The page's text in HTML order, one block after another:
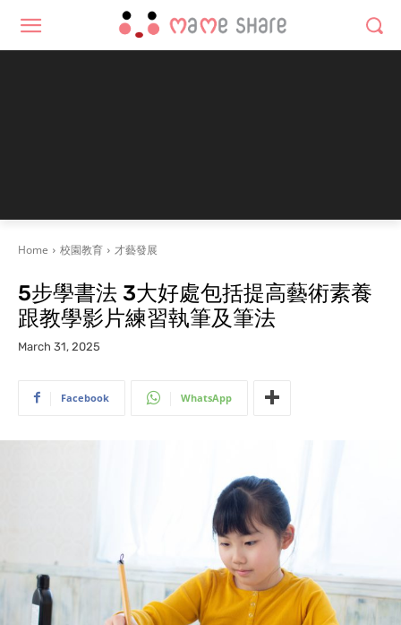
Home 校園教育 才藝發展
5步學書法 3大好處包括提高藝術素養
跟教學影片練習執筆及筆法
March 31, 2025
Facebook WhatsApp